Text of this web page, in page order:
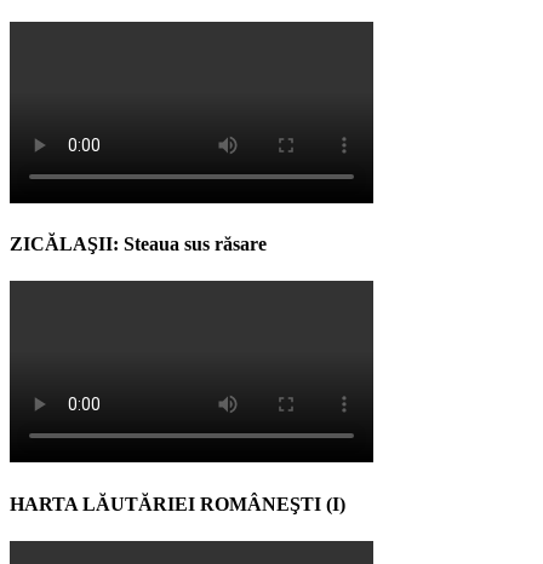
ZICĂLAŞII: Steaua sus răsare
HARTA LĂUTĂRIEI ROMÂNEŞTI (I)